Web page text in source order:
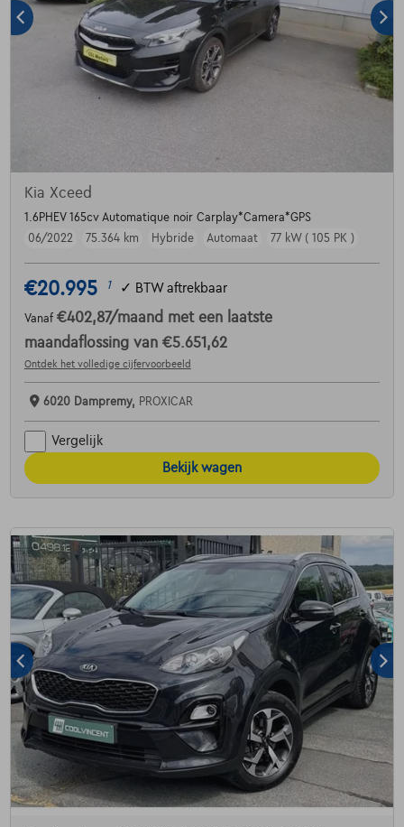
Kia Xceed
1.6PHEV 165cv Automatique noir Carplay*Camera*GPS
06/2022
75.364 km Hybride Automaat 77 kW ( 105 PK )
€20.995 1 ✓ BTW aftrekbaar
Vanaf €402,87/maand met een laatste
maandaflossing van €5.651,62
Ontdek het volledige cijfervoorbeeld
6020 Dampremy, PROXICAR
Vergelijk
Bekijk wagen